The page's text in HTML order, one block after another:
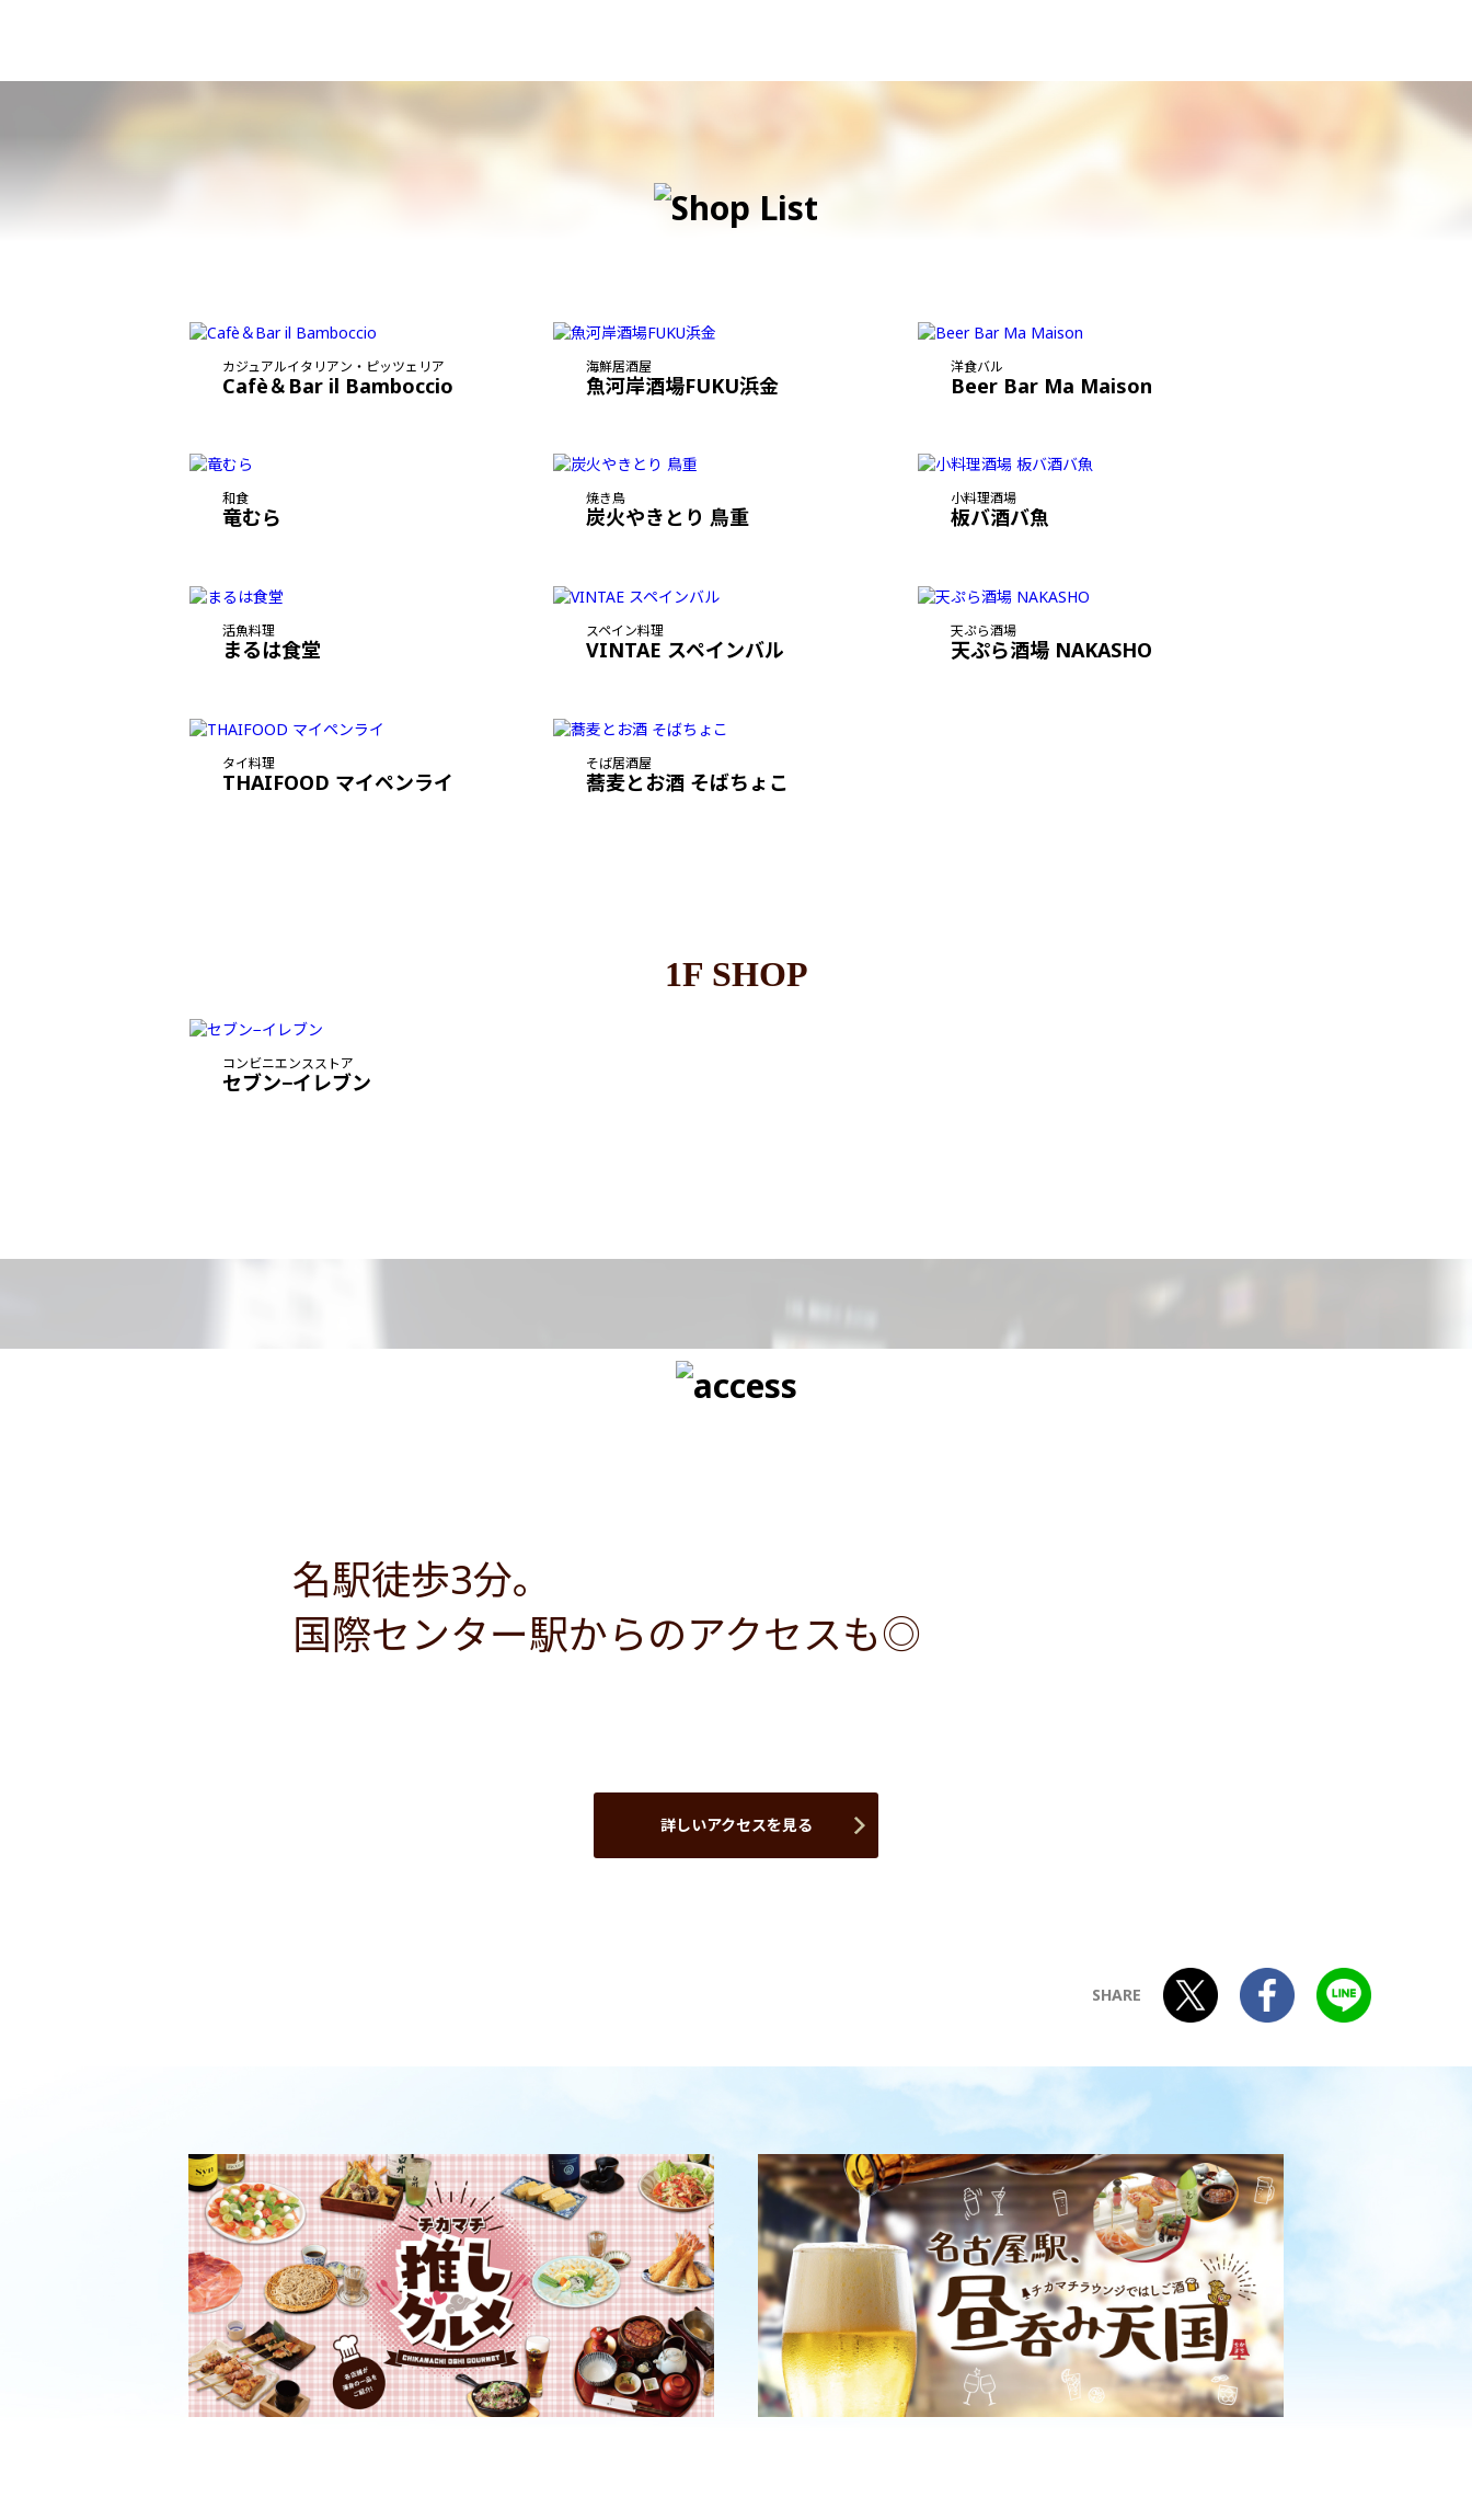
カジュアルイタリアン・ピッツェリア
Cafè＆Bar il Bamboccio
海鮮居酒屋
魚河岸酒場FUKU浜金
洋食バル
Beer Bar Ma Maison
和食
竜むら
焼き鳥
炭火やきとり 鳥重
小料理酒場
板バ酒バ魚
活魚料理
まるは食堂
スペイン料理
VINTAE スペインバル
天ぷら酒場
天ぷら酒場 NAKASHO
タイ料理
THAIFOOD マイペンライ
そば居酒屋
蕎麦とお酒 そばちょこ
1F SHOP
コンビニエンスストア
セブン−イレブン
名駅徒歩3分。
国際センター駅からのアクセスも◎
詳しいアクセスを見る
SHARE